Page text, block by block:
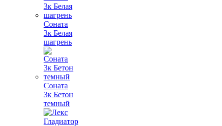
Соната
3к Белая
шагрень
Соната
3к Бетон
темный